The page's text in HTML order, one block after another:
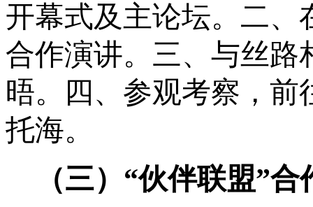
开幕式及主论坛。二、
合作演讲。三、与丝路
晤。四、参观考察，前
托海。
（三） “伙伴联盟”合